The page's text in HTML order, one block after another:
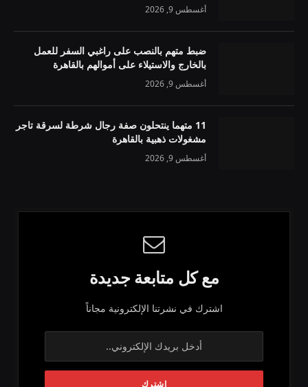
أغسطس 9, 2026
ضبط متهم بالنصب على راغبي السفر للعمل
بالخارج والاستيلاء على أموالهم بالقاهرة
أغسطس 9, 2026
11 متهما ينتحلون صفة رجال شرطة لسرقة تاجر
مشغولات ذهبية بالقاهرة
أغسطس 9, 2026
مع كل متابعة جديدة
اشترك في نشرتنا الإلكترونية مجاناً